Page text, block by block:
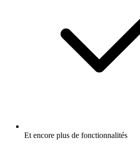
Et encore plus de fonctionnalités